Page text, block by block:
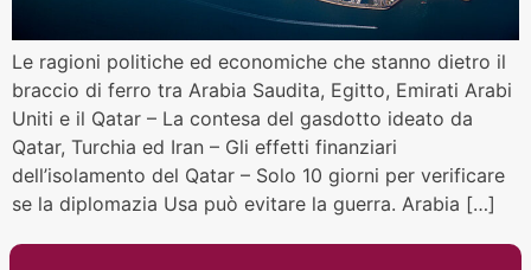
Le ragioni politiche ed economiche che stanno dietro il
braccio di ferro tra Arabia Saudita, Egitto, Emirati Arabi
Uniti e il Qatar – La contesa del gasdotto ideato da
Qatar, Turchia ed Iran – Gli effetti finanziari
dell’isolamento del Qatar – Solo 10 giorni per verificare
se la diplomazia Usa può evitare la guerra. Arabia […]